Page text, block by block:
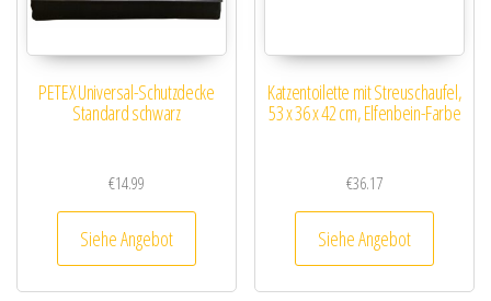
PETEX Universal-Schutzdecke
Standard schwarz
€14.99
Siehe Angebot
Katzentoilette mit Streuschaufel,
53 x 36 x 42 cm, Elfenbein-Farbe
€36.17
Siehe Angebot